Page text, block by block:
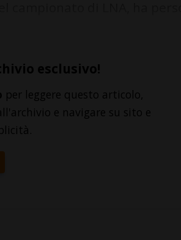
esclusivo!
per leggere questo articolo,
e navigare su sito e